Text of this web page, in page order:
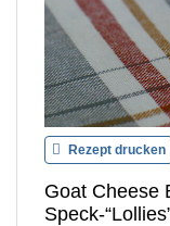
Rezept drucken
Goat Cheese
Speck-